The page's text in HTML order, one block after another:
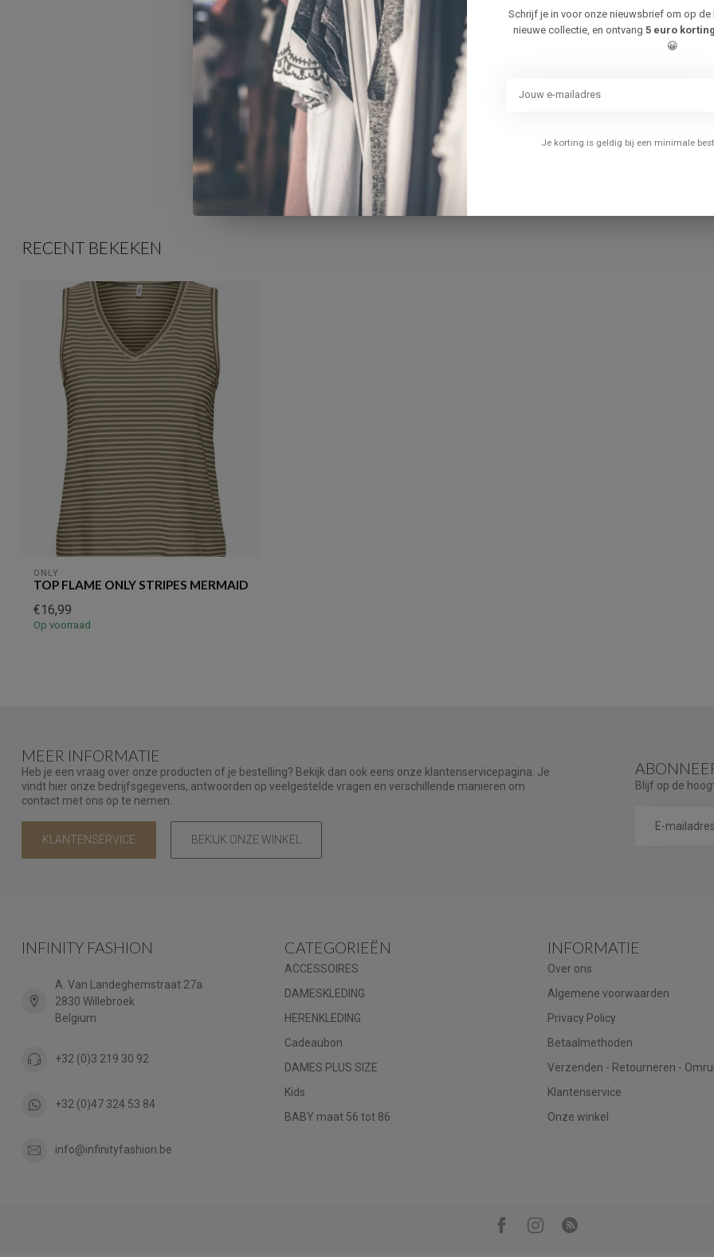
RECENT BEKEKEN
ONLY
TOP FLAME ONLY STRIPES MERMAID
€16,99
Op voorraad
MEER INFORMATIE
Heb je een vraag over onze producten of je bestelling? Bekijk dan ook eens onze klantenservicepagina. Je
vindt hier onze bedrijfsgegevens, antwoorden op veelgestelde vragen en verschillende manieren om
contact met ons op te nemen.
KLANTENSERVICE BEKIJK ONZE WINKEL
Blijf op de
INFINITY FASHION
A. Van Landeghemstraat 27a
2830 Willebroek
Belgium
+32 (0)3 219 30 92
+32 (0)47 324 53 84
info@infinityfashion.be
CATEGORIEËN
ACCESSOIRES
DAMESKLEDING
HERENKLEDING
Cadeaubon
DAMES PLUS SIZE
Kids
BABY maat 56 tot 86
INFORMATIE
Over ons
Algemene voorwaarden
Privacy Policy
Betaalmethoden
Verzenden - Retourneren -
Klantenservice
Onze winkel
Schrijf je in voor onze nieuwsbrief om op
nieuwe collectie, en ontvang 5 euro korting
😀
Je korting is geldig bij een minimale